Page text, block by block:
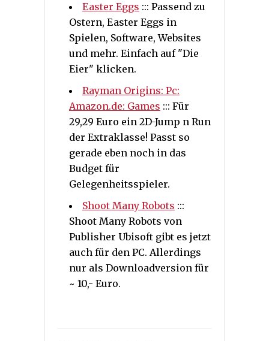
Easter Eggs ::: Passend zu
Ostern, Easter Eggs in
Spielen, Software, Websites
und mehr. Einfach auf "Die
Eier" klicken.
Rayman Origins: Pc:
Amazon.de: Games ::: Für
29,29 Euro ein 2D-Jump n Run
der Extraklasse! Passt so
gerade eben noch in das
Budget für
Gelegenheitsspieler.
Shoot Many Robots :::
Shoot Many Robots von
Publisher Ubisoft gibt es jetzt
auch für den PC. Allerdings
nur als Downloadversion für
~ 10,- Euro.